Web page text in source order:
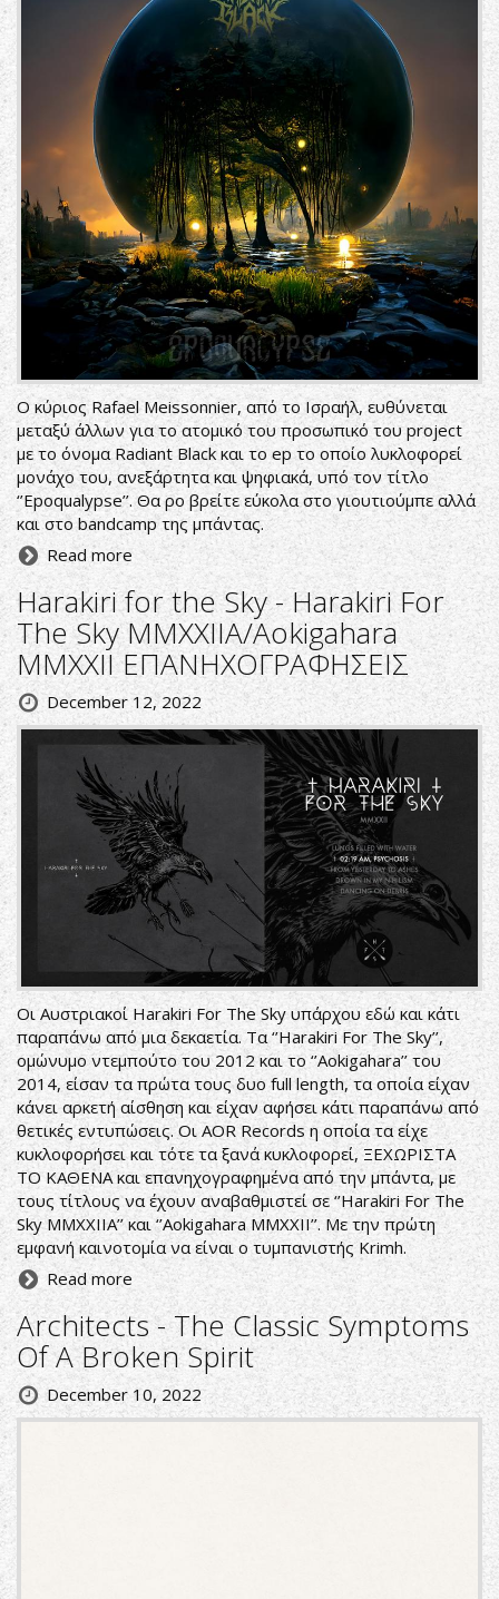
Ο κύριος Rafael Meissonnier, από το Ισραήλ, ευθύνεται
μεταξύ άλλων για το ατομικό του προσωπικό του project
με το όνομα Radiant Black και το ep το οποίο λυκλοφορεί
μονάχο του, ανεξάρτητα και ψηφιακά, υπό τον τίτλο
‘’Epoqualypse’’. Θα ρο βρείτε εύκολα στο γιουτιούμπε αλλά
και στο bandcamp της μπάντας.
Read more
Harakiri for the Sky - Harakiri For
The Sky MMXXIIA/Αokigahara
MMXXII ΕΠΑΝΗΧΟΓΡΑΦΗΣΕΙΣ
December 12, 2022
Οι Αυστριακοί Harakiri For The Sky υπάρχου εδώ και κάτι
παραπάνω από μια δεκαετία. Τα ‘’Harakiri For The Sky’’,
ομώνυμο ντεμπούτο του 2012 και το ‘’Αokigahara’’ του
2014, είσαν τα πρώτα τους δυο full length, τα οποία είχαν
κάνει αρκετή αίσθηση και είχαν αφήσει κάτι παραπάνω από
θετικές εντυπώσεις. Οι AOR Records η οποία τα είχε
κυκλοφορήσει και τότε τα ξανά κυκλοφορεί, ΞΕΧΩΡΙΣΤΑ
ΤΟ ΚΑΘΕΝΑ και επανηχογραφημένα από την μπάντα, με
τους τίτλους να έχουν αναβαθμιστεί σε ‘’Harakiri For The
Sky MMXXIIA’’ και ‘’Αokigahara MMXXII’’. Με την πρώτη
εμφανή καινοτομία να είναι ο τυμπανιστής Krimh.
Read more
Architects - The Classic Symptoms
Of A Broken Spirit
December 10, 2022